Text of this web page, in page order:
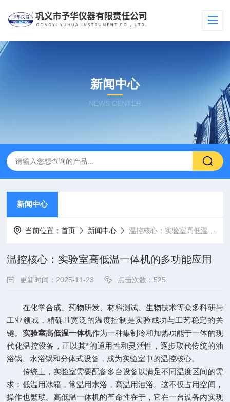
新闻中心
NEWS CENTER
新闻中心
当前位置：首页 新闻中心 温控核心：实验室高低温一体机的多功能应用
温控核心：实验室高低温一体机的多功能应用
更新时间：2025-11-23 点击次数：525
在化学合成、药物研发、材料测试、生物技术等众多科研与
工业领域，精确且宽泛的温度控制是实验成功与工艺稳定的关
键。 实验室高低温一体机作为一种集制冷和加热功能于一体的现
代化温控设备，正以其*的通用性和灵活性，逐步取代传统的油
浴锅、水浴锅和分体式设备，成为实验室中的温控核心。
传统上，实验室需要配备多台设备以满足不同温度区间的需
求：低温用冰箱，常温用水浴，高温用油浴。这不仅占用空间，
操作也繁琐。高低温一体机的革命性在于，它在一台设备内实现